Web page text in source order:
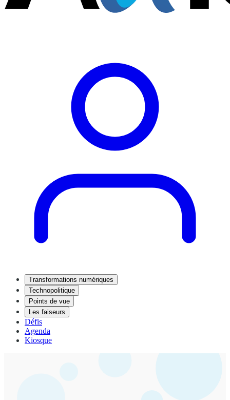
Transformations numériques
Technopolitique
Points de vue
Les faiseurs
Défis
Agenda
Kiosque